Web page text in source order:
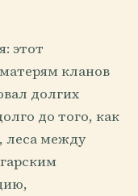
этот
кланов
долгих
до того, как
леса между